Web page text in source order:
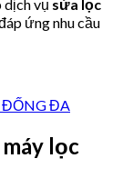
dịch vụ sửa lọc
ứng nhu cầu
ĐỐNG ĐA
lọc